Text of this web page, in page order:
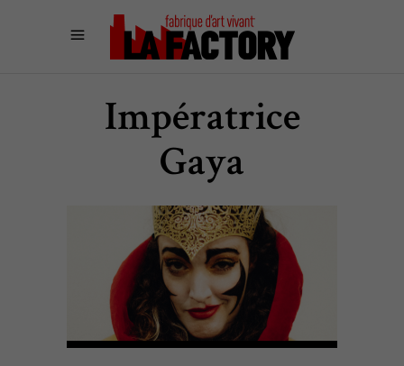
Impératrice
Gaya